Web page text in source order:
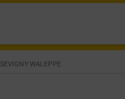
SEVIGNY WALEPPE